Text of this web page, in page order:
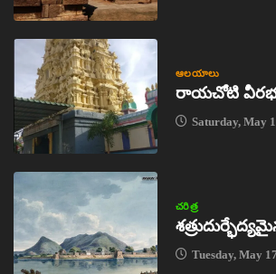
ఆలయాలు
రాయచోటి
Saturday, May
చరిత్ర
Tuesday, May